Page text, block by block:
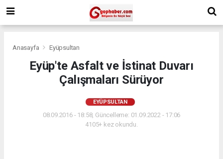
Anasayfa Eyüpsultan
Eyüp'te Asfalt ve İstinat Duvarı
Çalışmaları Sürüyor
EYÜPSULTAN
08.09.2016 - 18:58, Güncelleme: 01.09.2022 - 17:06
4105+ kez okundu.